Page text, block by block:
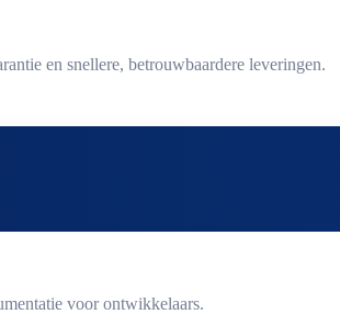
en snellere, betrouwbaardere leveringen.
voor ontwikkelaars.